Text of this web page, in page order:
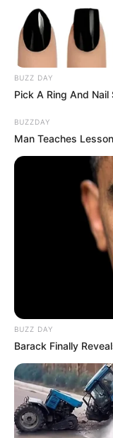
BUZZ DAY
Pick A Ring And
BUZZDAY
Man Teaches
BUZZ DAY
Barack Finally